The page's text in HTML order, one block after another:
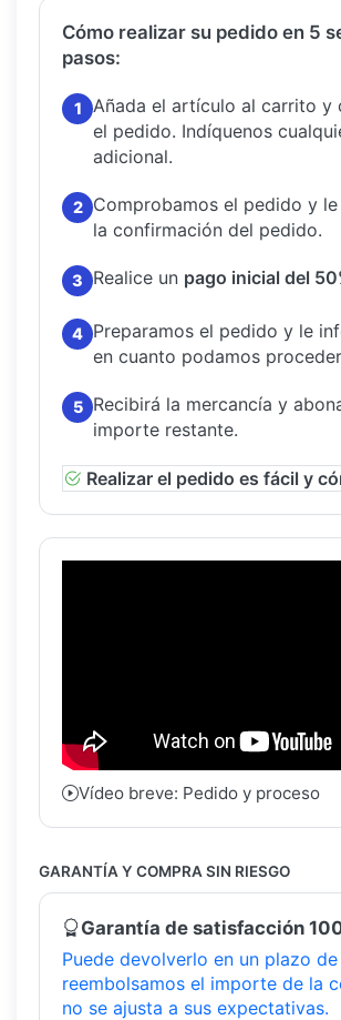
Cómo realizar su pedido en 5
pasos:
1
Añada el artículo al carrito y
el pedido. Indíquenos
adicional.
2
Comprobamos el pedido y
la confirmación del pedido.
3 Realice un pago inicial del
4 Preparamos el pedido y le
en cuanto podamos
5
Recibirá la mercancía y
importe restante.
Realizar el pedido es fácil y
Vídeo breve: Pedido y proceso
GARANTÍA Y COMPRA SIN RIESGO
Garantía de satisfacción
Puede devolverlo en un plazo
reembolsamos el importe de la
no se ajusta a sus expectativas.